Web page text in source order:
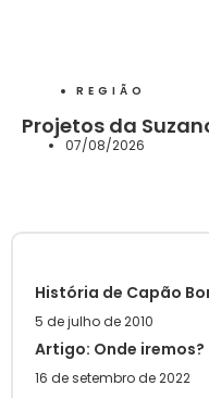
REGIÃO
Projetos da
07/08/2026
História de Capão
5 de julho de 2010
Artigo: Onde iremos?
16 de setembro de 2022